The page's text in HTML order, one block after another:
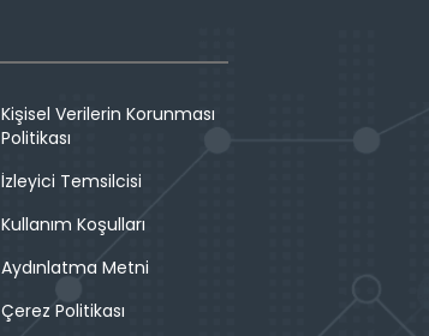
Kişisel Verilerin Korunması
Politikası
İzleyici Temsilcisi
Kullanım Koşulları
Aydınlatma Metni
Çerez Politikası